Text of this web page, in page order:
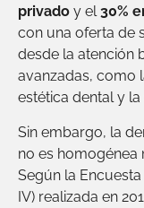
privado y el30%
con una oferta de
desde la atención
avanzadas, como
estética dental y
Sin embargo, la
no es homogénea
Según la
IV) realizada en